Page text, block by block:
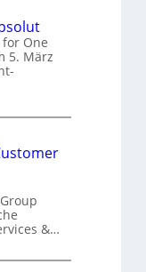
One
5. März
&…